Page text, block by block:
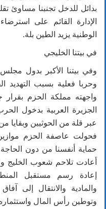
بدائل للدخل تجنبنا مساوئ
الإدارة القائم على
الوطنية يزيد الطين بلة.
في بيتنا الخليجي
وفي بيتنا الأكبر بدول مجلس
وحربا فعلية بسبب التهديد
واجهته مملكة الحزم
الجزيرة العربية بدخول
عبر قلة من الحوثيين وبقايا
فحولت عاصفة الحزم
حماية أنفسنا من دون الحاجة
أعادت تلاحم شعوب الخليج
إعادة رسم مستقبل
والمادية والانتقال إلى
وتوطين رأس المال واستثماره